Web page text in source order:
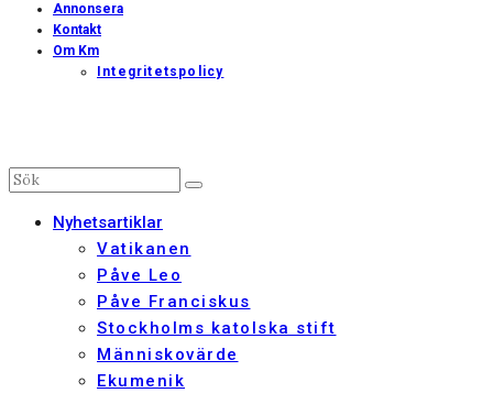
Annonsera
Kontakt
Om Km
Integritetspolicy
Nyhetsartiklar
Vatikanen
Påve Leo
Påve Franciskus
Stockholms katolska stift
Människovärde
Ekumenik